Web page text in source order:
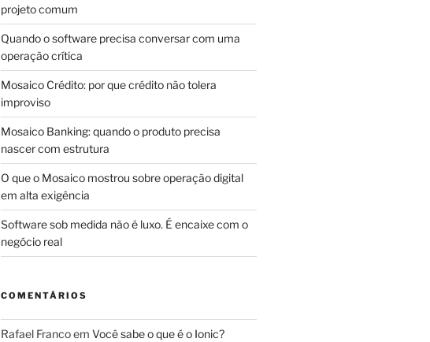
projeto comum
Quando o software precisa conversar com uma
operação crítica
Mosaico Crédito: por que crédito não tolera
improviso
Mosaico Banking: quando o produto precisa
nascer com estrutura
O que o Mosaico mostrou sobre operação digital
em alta exigência
Software sob medida não é luxo. É encaixe com o
negócio real
COMENTÁRIOS
Rafael Francoem Você sabe o que é o Ionic?